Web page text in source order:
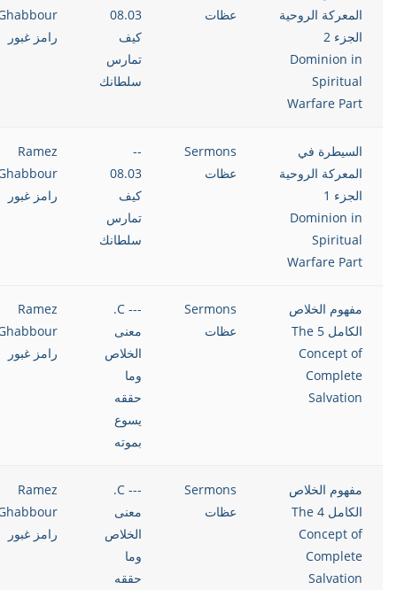
المعركة الروحية
الجزء 2
Dominion in
Spiritual
Warfare Part
عظات
08.03
كيف
تمارس
سلطانك
رامز غبور
السيطرة في
المعركة الروحية
الجزء 1
Dominion in
Spiritual
Warfare Part
Sermons
عظات
--
08.03
كيف
تمارس
سلطانك
Ramez
رامز غبور
مفهوم الخلاص
الكامل 5 The
Concept of
Complete
Salvation
Sermons
عظات
--- C.
معنى
الخلاص
وما
حققه
يسوع
بموته
Ramez
رامز غبور
مفهوم الخلاص
الكامل 4 The
Concept of
Complete
Salvation
Sermons
عظات
--- C.
معنى
الخلاص
وما
حققه
Ramez
رامز غبور